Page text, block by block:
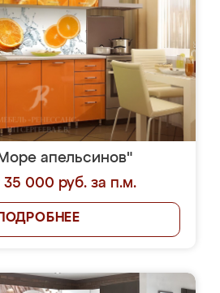
апельсинов"
35 000 руб. за п.м.
ПОДРОБНЕЕ